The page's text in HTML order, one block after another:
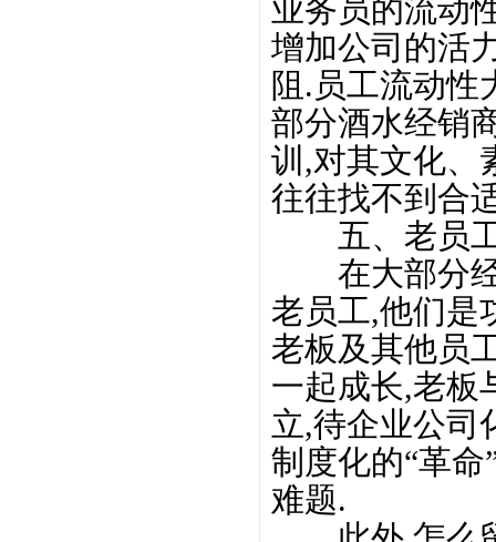
业务员的流动
增加公司的活
阻.员工流动性
部分酒水经销
训,对其文化、
往往找不到合
五、老员工
在大部分经
老员工,他们是
老板及其他员
一起成长,老板
立,待企业公司
制度化的“革
难题.